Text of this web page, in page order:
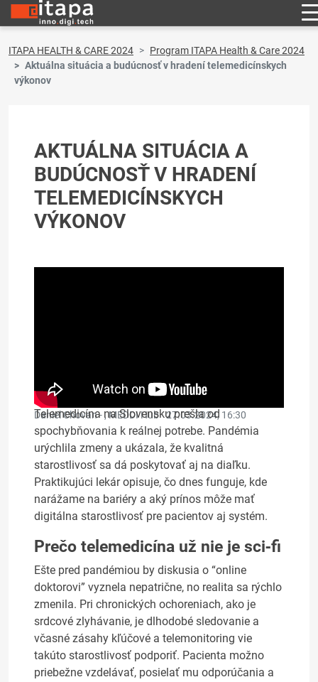
ITAPA HEALTH & CARE 2024
Program ITAPA Health & Care 2024
Aktuálna situácia a budúcnosť v hradení telemedicínskych
výkonov
AKTUÁLNA SITUÁCIA A
BUDÚCNOSŤ V HRADENÍ
TELEMEDICÍNSKYCH
VÝKONOV
Daniel Chovan - , MEDDI Hub ·27.03.2024, 16:30
Telemedicína na Slovensku prešla od
spochybňovania k reálnej potrebe. Pandémia
urýchlila zmeny a ukázala, že kvalitná
starostlivosť sa dá poskytovať aj na diaľku.
Praktikujúci lekár opisuje, čo dnes funguje, kde
narážame na bariéry a aký prínos môže mať
digitálna starostlivosť pre pacientov aj systém.
Prečo telemedicína už nie je sci‑fi
Ešte pred pandémiou by diskusia o “online
doktorovi” vyznela nepatrične, no realita sa rýchlo
zmenila. Pri chronických ochoreniach, ako je
srdcové zlyhávanie, je dlhodobé sledovanie a
včasné zásahy kľúčové a telemonitoring vie
takúto starostlivosť podporiť. Pacienta možno
priebežne vzdelávať, posielať mu odporúčania a